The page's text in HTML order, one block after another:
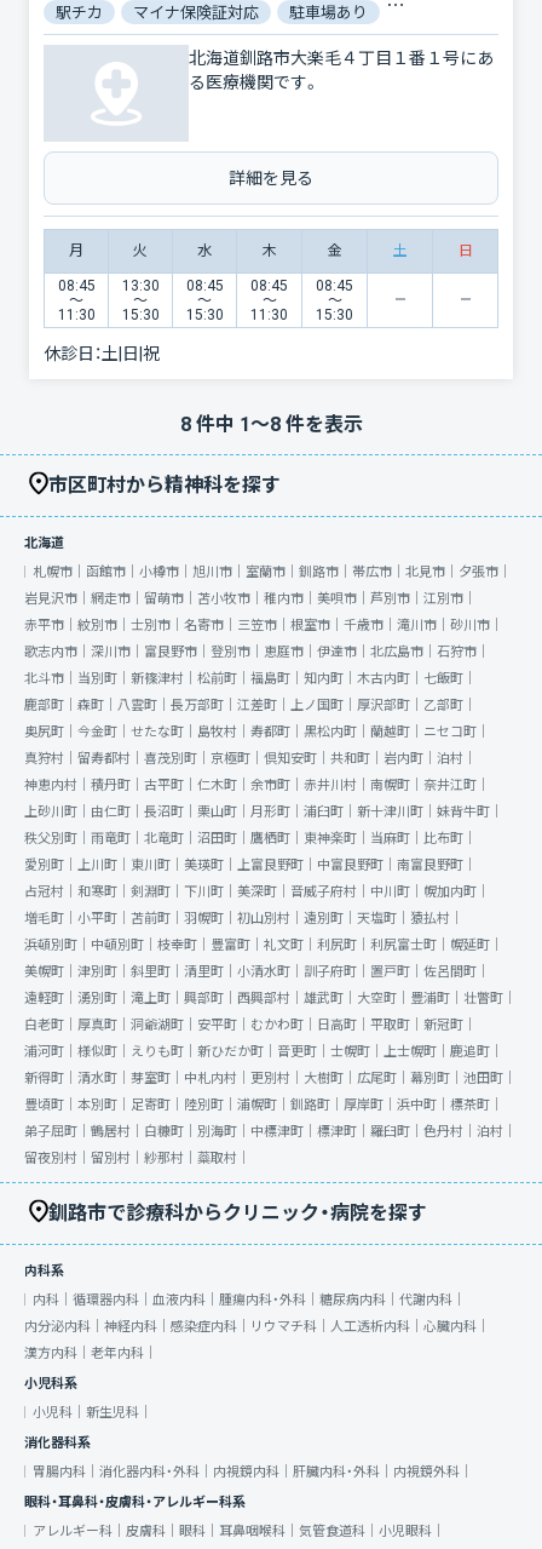
駅チカ マイナ保険証対応 駐車場あり バリアフリー
北海道釧路市大楽毛４丁目１番１号にあ
る医療機関です。
詳細を見る
月 火 水 木 金 土 日
08:45
〜
11:30
13:30
〜
15:30
08:45
〜
15:30
08:45
〜
11:30
08:45
〜
15:30
休診日：土|日|祝
8件中 1〜8件を表示
市区町村から精神科を探す
北海道
札幌市｜ 函館市｜ 小樽市｜ 旭川市｜ 室蘭市｜ 釧路市｜ 帯広市｜ 北見市｜ 夕張市｜
岩見沢市｜ 網走市｜ 留萌市｜ 苫小牧市｜ 稚内市｜ 美唄市｜ 芦別市｜ 江別市｜
赤平市｜ 紋別市｜ 士別市｜ 名寄市｜ 三笠市｜ 根室市｜ 千歳市｜ 滝川市｜ 砂川市｜
歌志内市｜ 深川市｜ 富良野市｜ 登別市｜ 恵庭市｜ 伊達市｜ 北広島市｜ 石狩市｜
北斗市｜ 当別町｜ 新篠津村｜ 松前町｜ 福島町｜ 知内町｜ 木古内町｜ 七飯町｜
鹿部町｜ 森町｜ 八雲町｜ 長万部町｜ 江差町｜ 上ノ国町｜ 厚沢部町｜ 乙部町｜
奥尻町｜ 今金町｜ せたな町｜ 島牧村｜ 寿都町｜ 黒松内町｜ 蘭越町｜ ニセコ町｜
真狩村｜ 留寿都村｜ 喜茂別町｜ 京極町｜ 倶知安町｜ 共和町｜ 岩内町｜ 泊村｜
神恵内村｜ 積丹町｜ 古平町｜ 仁木町｜ 余市町｜ 赤井川村｜ 南幌町｜ 奈井江町｜
上砂川町｜ 由仁町｜ 長沼町｜ 栗山町｜ 月形町｜ 浦臼町｜ 新十津川町｜ 妹背牛町｜
秩父別町｜ 雨竜町｜ 北竜町｜ 沼田町｜ 鷹栖町｜ 東神楽町｜ 当麻町｜ 比布町｜
愛別町｜ 上川町｜ 東川町｜ 美瑛町｜ 上富良野町｜ 中富良野町｜ 南富良野町｜
占冠村｜ 和寒町｜ 剣淵町｜ 下川町｜ 美深町｜ 音威子府村｜ 中川町｜ 幌加内町｜
増毛町｜ 小平町｜ 苫前町｜ 羽幌町｜ 初山別村｜ 遠別町｜ 天塩町｜ 猿払村｜
浜頓別町｜ 中頓別町｜ 枝幸町｜ 豊富町｜ 礼文町｜ 利尻町｜ 利尻富士町｜ 幌延町｜
美幌町｜ 津別町｜ 斜里町｜ 清里町｜ 小清水町｜ 訓子府町｜ 置戸町｜ 佐呂間町｜
遠軽町｜ 湧別町｜ 滝上町｜ 興部町｜ 西興部村｜ 雄武町｜ 大空町｜ 豊浦町｜ 壮瞥町｜
白老町｜ 厚真町｜ 洞爺湖町｜ 安平町｜ むかわ町｜ 日高町｜ 平取町｜ 新冠町｜
浦河町｜ 様似町｜ えりも町｜ 新ひだか町｜ 音更町｜ 士幌町｜ 上士幌町｜ 鹿追町｜
新得町｜ 清水町｜ 芽室町｜ 中札内村｜ 更別村｜ 大樹町｜ 広尾町｜ 幕別町｜ 池田町｜
豊頃町｜ 本別町｜ 足寄町｜ 陸別町｜ 浦幌町｜ 釧路町｜ 厚岸町｜ 浜中町｜ 標茶町｜
弟子屈町｜ 鶴居村｜ 白糠町｜ 別海町｜ 中標津町｜ 標津町｜ 羅臼町｜ 色丹村｜ 泊村｜
留夜別村｜ 留別村｜ 紗那村｜ 蘂取村｜
釧路市で診療科からクリニック・病院を探す
内科系
内科｜ 循環器内科｜ 血液内科｜ 腫瘍内科・外科｜ 糖尿病内科｜ 代謝内科｜
内分泌内科｜ 神経内科｜ 感染症内科｜ リウマチ科｜ 人工透析内科｜ 心臓内科｜
漢方内科｜ 老年内科｜
小児科系
小児科｜ 新生児科｜
消化器科系
胃腸内科｜ 消化器内科・外科｜ 内視鏡内科｜ 肝臓内科・外科｜ 内視鏡外科｜
眼科・耳鼻科・皮膚科・アレルギー科系
アレルギー科｜ 皮膚科｜ 眼科｜ 耳鼻咽喉科｜ 気管食道科｜ 小児眼科｜